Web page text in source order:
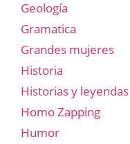
Geología
Gramatica
Grandes mujeres
Historia
Historias y leyendas
Homo Zapping
Humor